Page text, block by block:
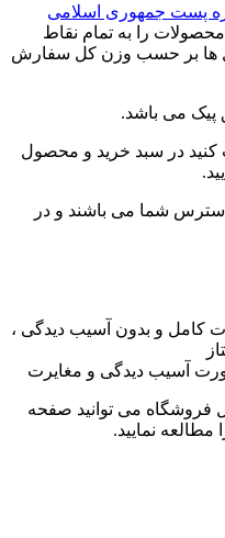
پست جمهوری اسلامی
را به تمام نقاط
ها بر حسب وزن کل سفارش
پیک می باشد.
کنید در سبد خرید و محصول
شما می باشند و در
کامل و بدون آسیب دیدگی ،
آسیب دیدگی و مغایرت
فروشگاه می توانید صفحه
مطالعه نمایید.